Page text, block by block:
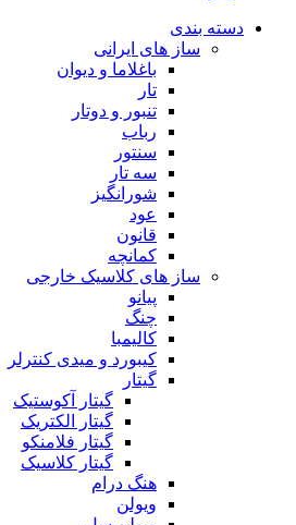
دسته بندی
ساز های ایرانی
باغلاما و دیوان
تار
تنبور و دوتار
رباب
سنتور
سه تار
شورانگیز
عود
قانون
کمانچه
ساز های کلاسیک خارجی
پیانو
چنگ
کالیمبا
کیبورد و میدی کنترلر
گیتار
گیتار آکوستیک
گیتار الکتریک
گیتار فلامنکو
گیتار کلاسیک
هنگ درام
ویولن